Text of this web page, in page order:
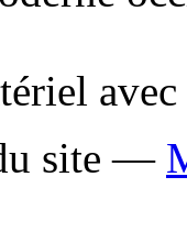
avec
site —